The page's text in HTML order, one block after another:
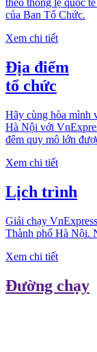
theo thông lệ quốc
của Ban Tổ Chức.
Xem chi tiết
Địa điểm
tổ chức
Hãy cùng hòa mình
Hà Nội với
đêm quy mô lớn
Xem chi tiết
Lịch trình
Giải chạy
Thành phố Hà Nội.
Xem chi tiết
Đường chạy